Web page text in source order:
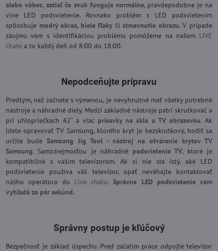
alebo vôbec, zatiaľ čo zvuk funguje normálne, pravdepodobne je na
vine LED podsvietenie. Rovnako problém s LED podsvietením
spôsobuje modrý obraz, biele fľaky čistmavnutie obrazu. V prípade
záujmu vám s identifikáciou problému pomôžeme na našom LIVE
chate a to každý deň od 8:00 do 18:00.
Nepodceňujte prípravu
Predtým, než začnete s výmenou, je nevyhnutné mať všetky potrebné
nástroje a náhradné diely. Medzi základné nástroje patrí skrutkovač a
pri uhlopriečkach 42" a viac prísavky na sklo a TV obrazovku. Ak
idete opravovať TV Samsung, ktorého kryt je bezskrutkový, hodiť sa
určite bude Samsung Jig Tool - nástroj na otváranie krytov TV
Samsung. Samozrejmosťou je náhradné podsvietenie TV, ktoré je
kompatibilné s vaším televízorom. Ak si nie ste istý, aké LED
podsvietenie používa váš televízor, opäť neváhajte kontaktovať
nášho operátora do Live chatu.Správne LED podsvietenie vám
vyhľadá za pár sekúnd.
Správny postup je kľúčový
Bezpečnosť je základ úspechu. Pred začatím práce odpojte televízor